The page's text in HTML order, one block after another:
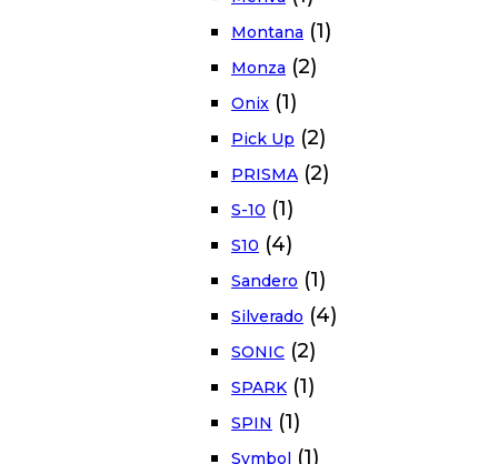
Montana (1)
Monza (2)
Onix (1)
Pick Up (2)
PRISMA (2)
S-10 (1)
S10 (4)
Sandero (1)
Silverado (4)
SONIC (2)
SPARK (1)
SPIN (1)
Symbol (1)